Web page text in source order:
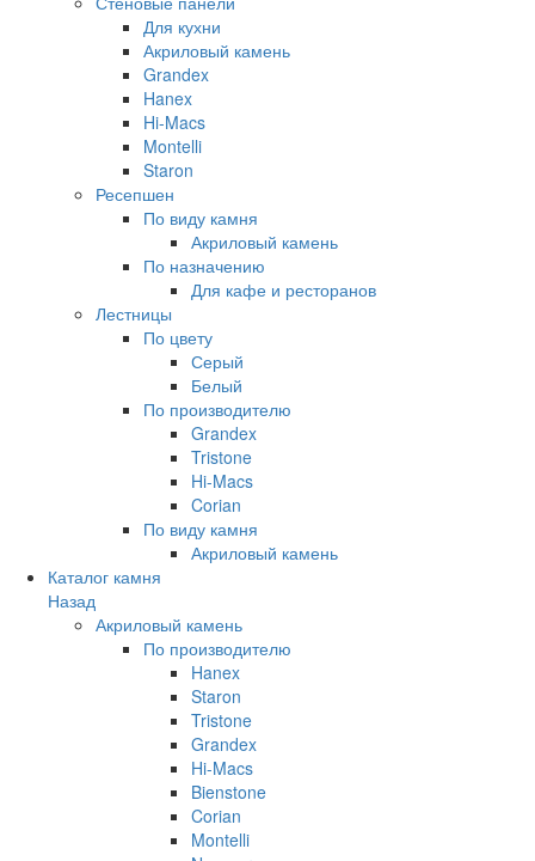
Для кухни
Акриловый камень
Grandex
Hanex
Hi-Macs
Montelli
Staron
Ресепшен
По виду камня
Акриловый камень
По назначению
Для кафе и ресторанов
Лестницы
По цвету
Серый
Белый
По производителю
Grandex
Tristone
Hi-Macs
Corian
По виду камня
Акриловый камень
Каталог камня
Назад
Акриловый камень
По производителю
Hanex
Staron
Tristone
Grandex
Hi-Macs
Bienstone
Corian
Montelli